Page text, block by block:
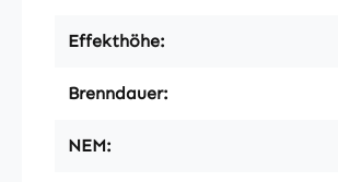
Effekthöhe:
Brenndauer:
NEM: